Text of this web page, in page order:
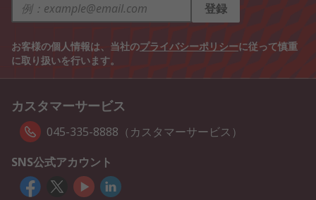
登録
お客様の個人情報は、当社のプライバシーポリシーに従って慎重
に取り扱いを行います。
カスタマーサービス
045-335-8888（カスタマーサービス）
SNS公式アカウント